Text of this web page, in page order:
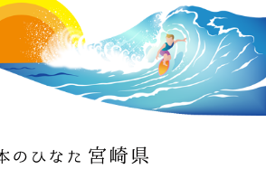
のひなた 宮崎県